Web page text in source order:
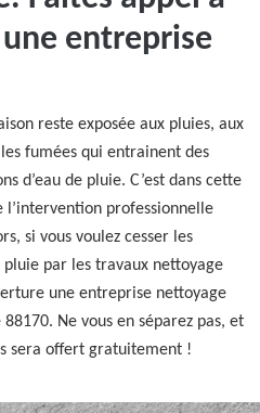
entreprise
reste exposée aux pluies, aux
fumées qui entrainent des
d’eau de pluie. C’est dans cette
professionnelle
si vous voulez cesser les
pluie par les travaux nettoyage
une entreprise nettoyage
Ne vous en séparez pas, et
sera offert gratuitement !